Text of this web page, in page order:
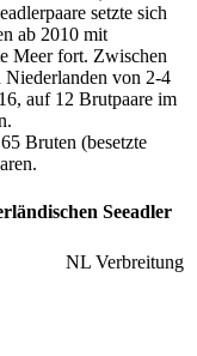
setzte sich
ab 2010 mit
Meer fort. Zwischen
Niederlanden von 2-4
auf 12 Brutpaare im
Bruten (besetzte
Seeadler